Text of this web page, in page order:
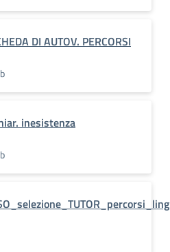
DI AUTOV. PERCORSI
inesistenza